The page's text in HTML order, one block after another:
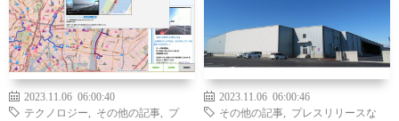
2023.11.06 06:00:40
テクノロジー
その他の記事
プ
2023.11.06 06:00:46
その他の記事
プレスリリースな